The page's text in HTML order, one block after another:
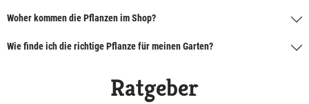
Woher kommen die Pflanzen im Shop?
Wie finde ich die richtige Pflanze für meinen Garten?
Ratgeber